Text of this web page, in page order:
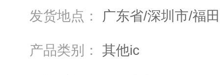
发货地点： 广东省/深圳市/福
产品类别： 其他ic